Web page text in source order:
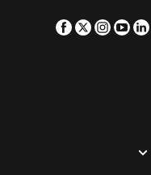
Bay Hotel Zanzibar
Facebook
Twitter